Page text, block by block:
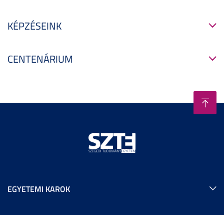
KÉPZÉSEINK
CENTENÁRIUM
EGYETEMI KAROK